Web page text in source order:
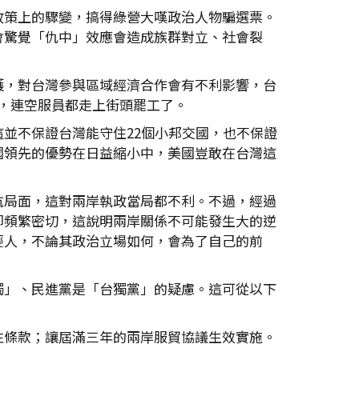
上的驟變，搞得綠營大嘆政治人物騙選票。
覺「仇中」效應會造成族群對立、社會裂
對台灣參與區域經濟合作會有不利影響，台
空服員都走上街頭罷工了。
不保證台灣能守住22個小邦交國，也不保證
先的優勢在日益縮小中，美國豈敢在台灣這
面，這對兩岸執政當局都不利。不過，經過
繁密切，這說明兩岸關係不可能發生大的逆
，不論其政治立場如何，會為了自己的前
、民進黨是「台獨黨」的疑慮。這可從以下
款；讓屆滿三年的兩岸服貿協議生效實施。